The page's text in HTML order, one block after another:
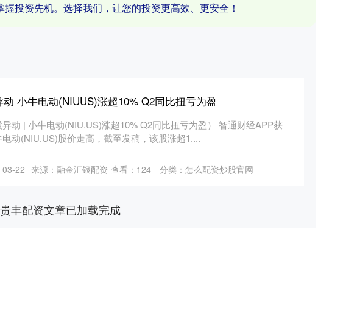
投资先机。选择我们，让您的投资更高效、更安全！
小牛电动(NIUUS)涨超10% Q2同比扭亏为盈
异动 | 小牛电动(NIU.US)涨超10% Q2同比扭亏为盈） 智通财经APP获
动(NIU.US)股价走高，截至发稿，该股涨超1....
03-22 来源：融金汇银配资 查看： 124 分类： 怎么配资炒股官网
贵丰配资文章已加载完成